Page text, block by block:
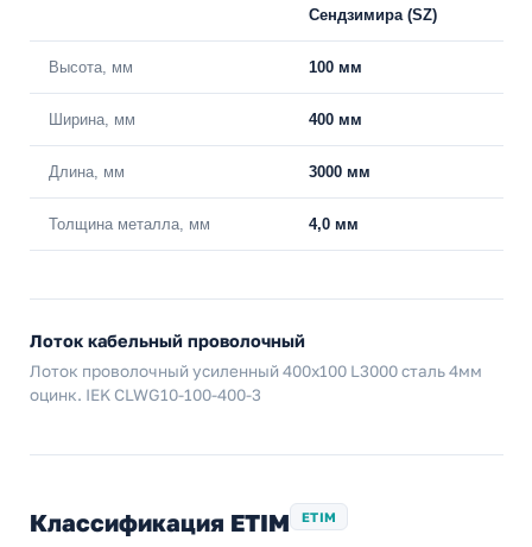
Сендзимира (SZ)
Высота, мм 100 мм
Ширина, мм 400 мм
Длина, мм 3000 мм
Толщина металла, мм 4,0 мм
Лоток кабельный проволочный
Лоток проволочный усиленный 400х100 L3000 сталь 4мм
оцинк. IEK CLWG10-100-400-3
Классификация ETIM ETIM